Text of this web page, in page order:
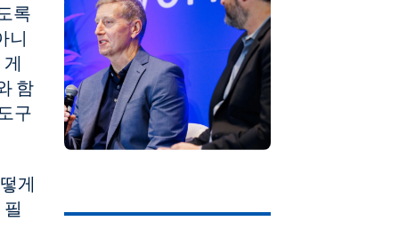
록
니
함
구
게